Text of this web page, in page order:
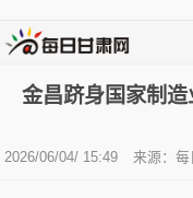
金昌跻身国家制
2026/06/04/ 15:49 来源： 每